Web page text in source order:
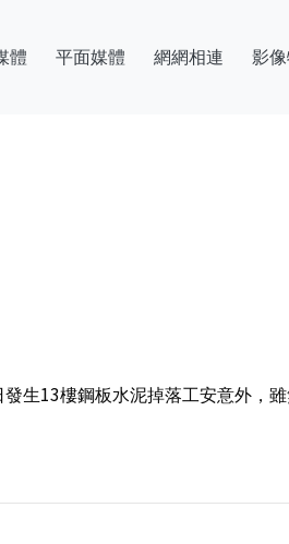
體 平面媒體 網網相連 影
生13樓鋼板水泥掉落工安意外，